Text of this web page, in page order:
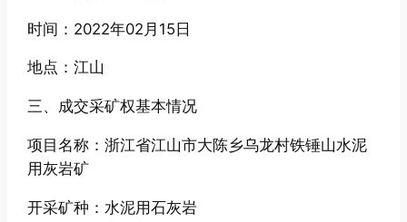
时间：2022年02月15日
地点：江山
三、成交采矿权基本情况
项目名称：浙江省江山市大陈乡乌龙村铁锤山水泥
用灰岩矿
开采矿种：水泥用石灰岩